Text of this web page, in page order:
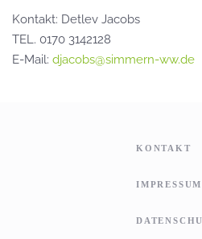
Kontakt: Detlev Jacobs
TEL. 0170 3142128
E-Mail: djacobs@simmern-ww.de
KONTAKT
IMPRESSUM